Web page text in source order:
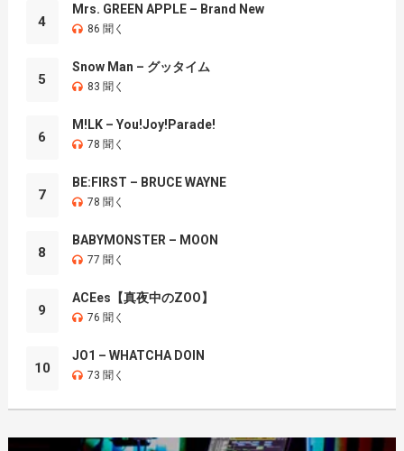
4
Mrs. GREEN APPLE – Brand New
86 聞く
5
Snow Man – グッタイム
83 聞く
6
M!LK – You!Joy!Parade!
78 聞く
7
BE:FIRST – BRUCE WAYNE
78 聞く
8
BABYMONSTER – MOON
77 聞く
9
ACEes【真夜中のZOO】
76 聞く
10
JO1 – WHATCHA DOIN
73 聞く